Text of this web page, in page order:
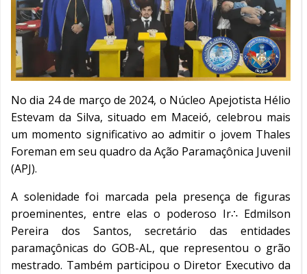
No dia 24 de março de 2024, o Núcleo Apejotista Hélio
Estevam da Silva, situado em Maceió, celebrou mais
um momento significativo ao admitir o jovem Thales
Foreman em seu quadro da Ação Paramaçônica Juvenil
(APJ).
A solenidade foi marcada pela presença de figuras
proeminentes, entre elas o poderoso Ir∴ Edmilson
Pereira dos Santos, secretário das entidades
paramaçônicas do GOB-AL, que representou o grão
mestrado. Também participou o Diretor Executivo da